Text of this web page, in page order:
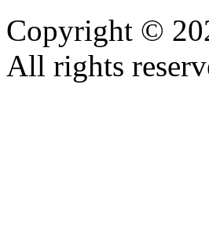
Copyright ©
All rights